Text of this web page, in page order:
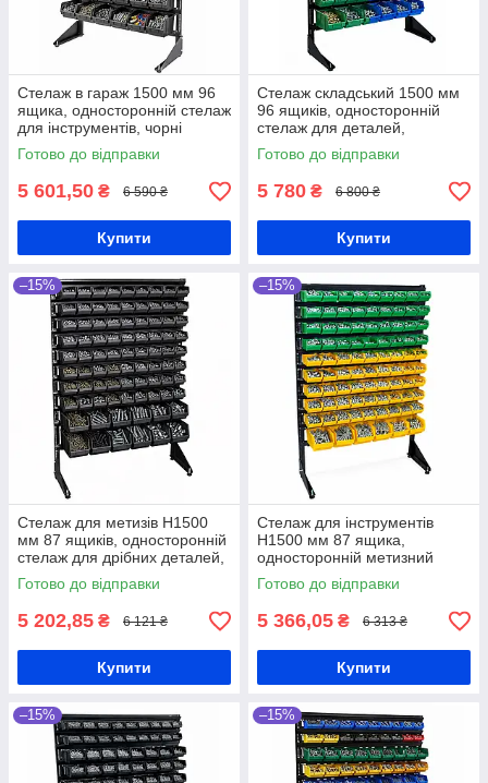
Стелаж в гараж 1500 мм 96
ящика, односторонній стелаж
для інструментів, чорні
ящики П / С
Готово до відправки
5 601,50 ₴ 6 590 ₴
Купити
Стелаж складський 1500 мм
96 ящиків, односторонній
стелаж для деталей,
кольорові ящики П/С
Готово до відправки
5 780 ₴ 6 800 ₴
Купити
–15%
Стелаж для метизів Н1500
мм 87 ящиків, односторонній
стелаж для дрібних деталей,
чорні ящики П/С
Готово до відправки
5 202,85 ₴ 6 121 ₴
Купити
–15%
Стелаж для інструментів
Н1500 мм 87 ящика,
односторонній метизний
стелаж, кольорові ящики П/С
Готово до відправки
5 366,05 ₴ 6 313 ₴
Купити
–15% –15%